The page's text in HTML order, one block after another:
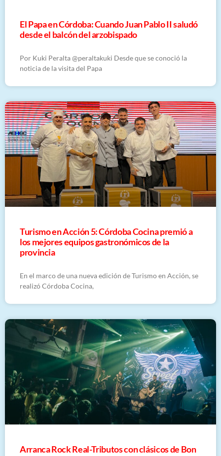
El Papa en Córdoba: Cuando Juan Pablo II saludó
desde el balcón del arzobispado
Por Kuki Peralta @peraltakuki Desde que se conoció la
noticia de la visita del Papa
Turismo en Acción 5: Córdoba Cocina premió a
los mejores equipos gastronómicos de la
provincia
En el marco de una nueva edición de Turismo en Acción, se
realizó Córdoba Cocina,
Arranca Rock Real-Tributos con clásicos de Bon